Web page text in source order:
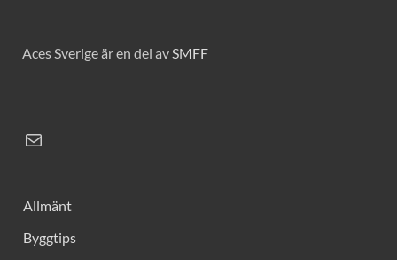
Aces Sverige är en del avSMFF
Allmänt
Byggtips